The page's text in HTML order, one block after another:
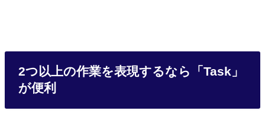
2つ以上の作業を表現するなら「Task」
が便利